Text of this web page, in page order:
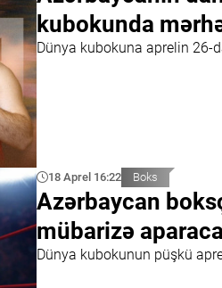
kubokunda
Dünya kubokuna aprelin 26-
18 Aprel 16:22 Boks
Azərbaycan
mübarizə
Dünya kubokunun püşkü